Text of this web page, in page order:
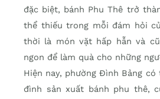
đặc biệt, bánh Phu Thê trở
thể thiếu trong mỗi đám hỏi
thời là món vặt hấp hẫn và
ngon để làm quà cho những
Hiện nay, phường Đình Bảng có
đình sản xuất bánh phu thê,